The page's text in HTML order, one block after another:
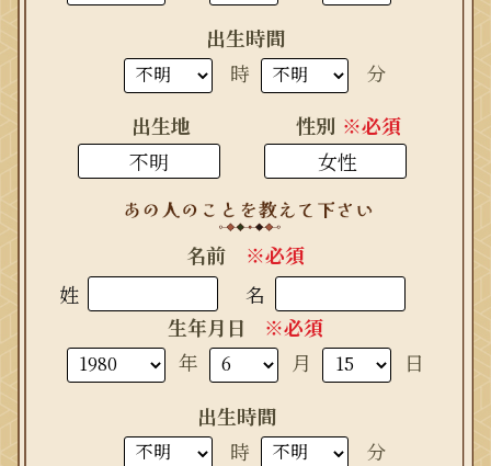
出生時間
時
分
出生地
性別 ※必須
名前
※必須
姓
名
生年月日
※必須
年
月
日
出生時間
時
分